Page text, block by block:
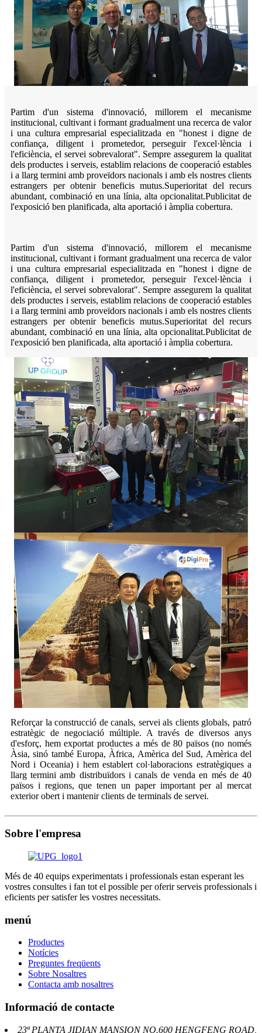
Partim d'un sistema d'innovació, millorem el mecanisme
institucional, cultivant i formant gradualment una recerca de valor
i una cultura empresarial especialitzada en "honest i digne de
confiança, diligent i prometedor, perseguir l'excel·lència i
l'eficiència, el servei sobrevalorat". Sempre assegurem la qualitat
dels productes i serveis, establim relacions de cooperació estables
i a llarg termini amb proveïdors nacionals i amb els nostres clients
estrangers per obtenir beneficis mutus.Superioritat del recurs
abundant, combinació en una línia, alta opcionalitat.Publicitat de
l'exposició ben planificada, alta aportació i àmplia cobertura.
Partim d'un sistema d'innovació, millorem el mecanisme
institucional, cultivant i formant gradualment una recerca de valor
i una cultura empresarial especialitzada en "honest i digne de
confiança, diligent i prometedor, perseguir l'excel·lència i
l'eficiència, el servei sobrevalorat". Sempre assegurem la qualitat
dels productes i serveis, establim relacions de cooperació estables
i a llarg termini amb proveïdors nacionals i amb els nostres clients
estrangers per obtenir beneficis mutus.Superioritat del recurs
abundant, combinació en una línia, alta opcionalitat.Publicitat de
l'exposició ben planificada, alta aportació i àmplia cobertura.
Reforçar la construcció de canals, servei als clients globals, patró
estratègic de negociació múltiple. A través de diversos anys
d'esforç, hem exportat productes a més de 80 països (no només
Àsia, sinó també Europa, Àfrica, Amèrica del Sud, Amèrica del
Nord i Oceania) i hem establert col·laboracions estratègiques a
llarg termini amb distribuïdors i canals de venda en més de 40
països i regions, que tenen un paper important per al mercat
exterior obert i mantenir clients de terminals de servei.
Sobre l'empresa
Més de 40 equips experimentats i professionals estan esperant les
vostres consultes i fan tot el possible per oferir serveis professionals i
eficients per satisfer les vostres necessitats.
menú
Productes
Notícies
Preguntes freqüents
Sobre Nosaltres
Contacta amb nosaltres
Informació de contacte
23ª PLANTA JIDIAN MANSION NO.600 HENGFENG ROAD,